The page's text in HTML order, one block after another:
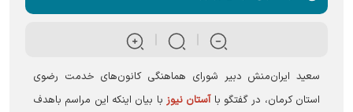
سعید ایران‌منش دبیر شورای هماهنگی کانون‌های خدمت رضوی
استان کرمان، در گفتگو باآستان نیوز با بیان اینکه این مراسم باهدف